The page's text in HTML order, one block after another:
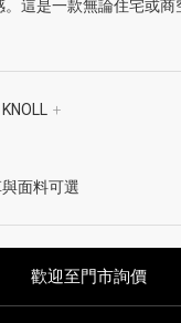
這是一款無論住宅或
+
面料可選
歡迎至門市詢價